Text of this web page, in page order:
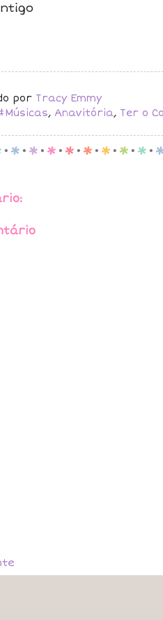
por Tracy Emmy
, Anavitória, Ter o
. p . p . p . p . p . p . p . p .